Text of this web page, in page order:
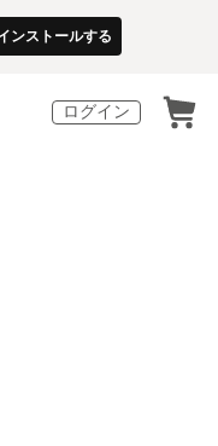
ンストールする
ログイン